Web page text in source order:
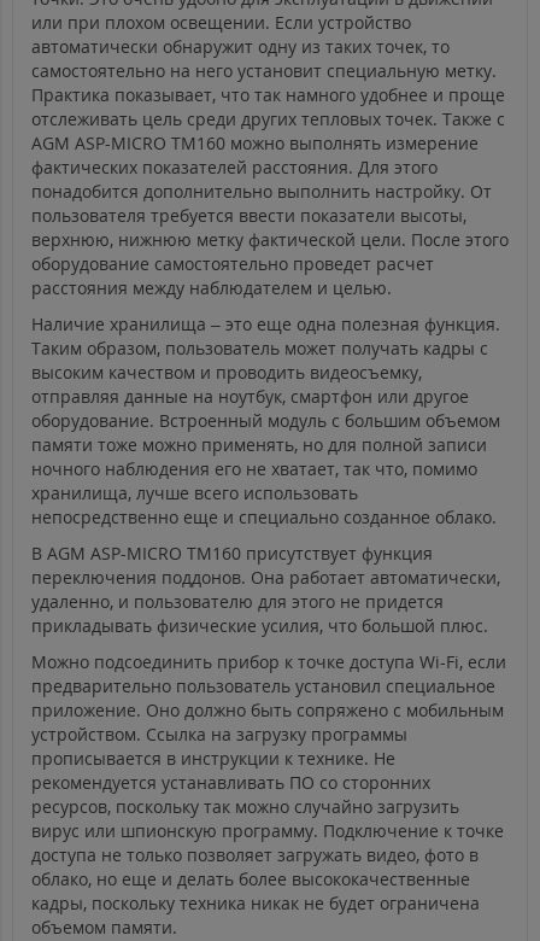
или при плохом освещении. Если устройство
автоматически обнаружит одну из таких точек, то
самостоятельно на него установит специальную метку.
Практика показывает, что так намного удобнее и проще
отслеживать цель среди других тепловых точек. Также с
AGM ASP-MICRO TM160 можно выполнять измерение
фактических показателей расстояния. Для этого
понадобится дополнительно выполнить настройку. От
пользователя требуется ввести показатели высоты,
верхнюю, нижнюю метку фактической цели. После этого
оборудование самостоятельно проведет расчет
расстояния между наблюдателем и целью.
Наличие хранилища – это еще одна полезная функция.
Таким образом, пользователь может получать кадры с
высоким качеством и проводить видеосъемку,
отправляя данные на ноутбук, смартфон или другое
оборудование. Встроенный модуль с большим объемом
памяти тоже можно применять, но для полной записи
ночного наблюдения его не хватает, так что, помимо
хранилища, лучше всего использовать
непосредственно еще и специально созданное облако.
В AGM ASP-MICRO TM160 присутствует функция
переключения поддонов. Она работает автоматически,
удаленно, и пользователю для этого не придется
прикладывать физические усилия, что большой плюс.
Можно подсоединить прибор к точке доступа Wi-Fi, если
предварительно пользователь установил специальное
приложение. Оно должно быть сопряжено с мобильным
устройством. Ссылка на загрузку программы
прописывается в инструкции к технике. Не
рекомендуется устанавливать ПО со сторонних
ресурсов, поскольку так можно случайно загрузить
вирус или шпионскую программу. Подключение к точке
доступа не только позволяет загружать видео, фото в
облако, но еще и делать более высококачественные
кадры, поскольку техника никак не будет ограничена
объемом памяти.